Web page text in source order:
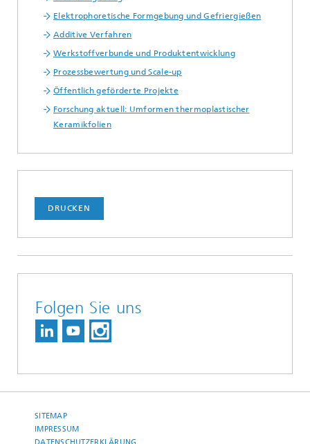
Elektrophoretische Formgebung und Gefriergießen
Additive Verfahren
Werkstoffverbunde und Produktentwicklung
Prozessbewertung und Scale-up
Öffentlich geförderte Projekte
Forschung aktuell: Umformen thermoplastischer
Keramikfolien
DRUCKEN
Folgen Sie uns
SITEMAP
IMPRESSUM